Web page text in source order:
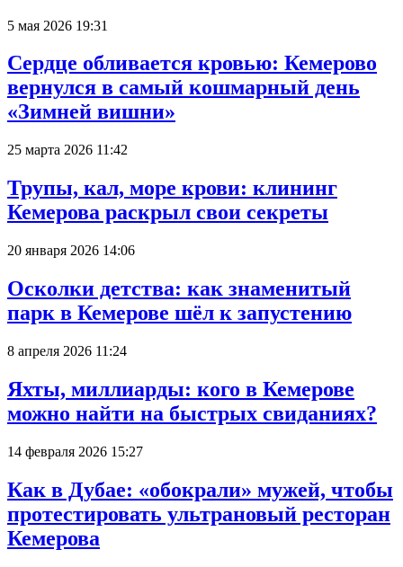
5 мая 2026 19:31
Сердце обливается кровью: Кемерово
вернулся в самый кошмарный день
«Зимней вишни»
25 марта 2026 11:42
Трупы, кал, море крови: клининг
Кемерова раскрыл свои секреты
20 января 2026 14:06
Осколки детства: как знаменитый
парк в Кемерове шёл к запустению
8 апреля 2026 11:24
Яхты, миллиарды: кого в Кемерове
можно найти на быстрых свиданиях?
14 февраля 2026 15:27
Как в Дубае: «обокрали» мужей, чтобы
протестировать ультрановый ресторан
Кемерова